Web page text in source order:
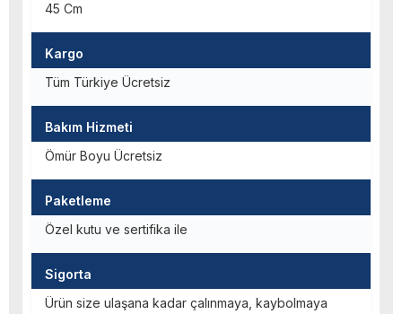
45 Cm
Kargo
Tüm Türkiye Ücretsiz
Bakım Hizmeti
Ömür Boyu Ücretsiz
Paketleme
Özel kutu ve sertifika ile
Sigorta
Ürün size ulaşana kadar çalınmaya, kaybolmaya